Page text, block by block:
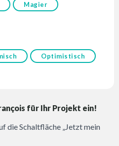
Magier
Optimistisch
für Ihr Projekt ein!
die Schaltfläche „Jetzt mein